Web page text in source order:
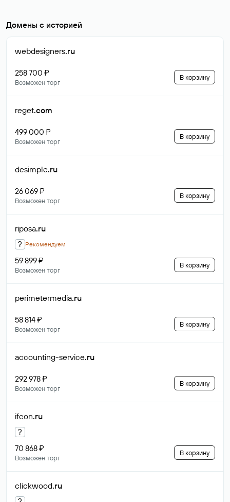
Домены с историей
webdesigners.ru
258 700 ₽
Возможен торг
В корзину
reget.com
499 000 ₽
Возможен торг
В корзину
desimple.ru
26 069 ₽
Возможен торг
В корзину
riposa.ru
? Рекомендуем
59 899 ₽
Возможен торг
В корзину
perimetermedia.ru
58 814 ₽
Возможен торг
В корзину
accounting-service.ru
292 978 ₽
Возможен торг
В корзину
ifcon.ru
?
70 868 ₽
Возможен торг
В корзину
clickwood.ru